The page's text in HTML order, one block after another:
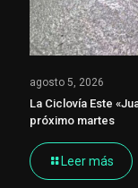
agosto 5, 2026
La Ciclovía Este
próximo martes
Leer más